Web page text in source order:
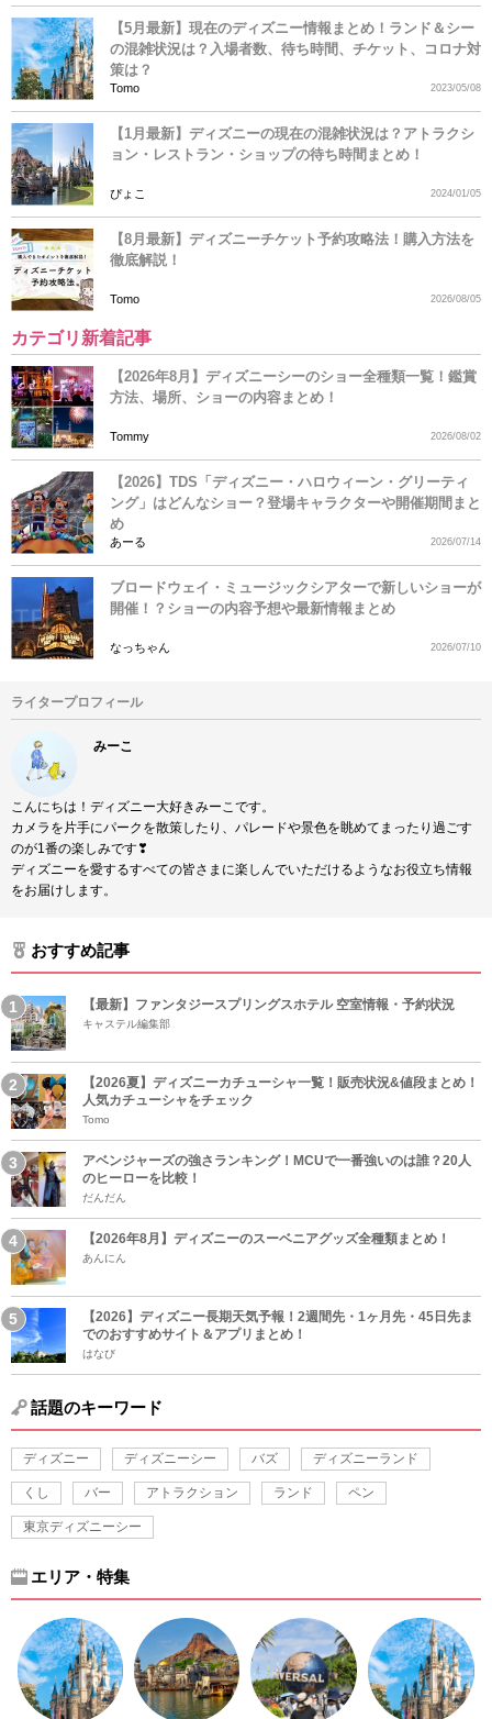
【5月最新】現在のディズニー情報まとめ！ランド＆シー
の混雑状況は？入場者数、待ち時間、チケット、コロナ対
策は？
Tomo 2023/05/08
【1月最新】ディズニーの現在の混雑状況は？アトラクシ
ョン・レストラン・ショップの待ち時間まとめ！
ぴょこ 2024/01/05
【8月最新】ディズニーチケット予約攻略法！購入方法を
徹底解説！
Tomo 2026/08/05
カテゴリ新着記事
【2026年8月】ディズニーシーのショー全種類一覧！鑑賞
方法、場所、ショーの内容まとめ！
Tommy 2026/08/02
【2026】TDS「ディズニー・ハロウィーン・グリーティ
ング」はどんなショー？登場キャラクターや開催期間まと
め
あーる 2026/07/14
ブロードウェイ・ミュージックシアターで新しいショーが
開催！？ショーの内容予想や最新情報まとめ
なっちゃん 2026/07/10
ライタープロフィール
みーこ
こんにちは！ディズニー大好きみーこです。
カメラを片手にパークを散策したり、パレードや景色を眺めてまったり過ごす
のが1番の楽しみです❣
ディズニーを愛するすべての皆さまに楽しんでいただけるようなお役立ち情報
をお届けします。
おすすめ記事
【最新】ファンタジースプリングスホテル 空室情報・予約状況
キャステル編集部
【2026夏】ディズニーカチューシャ一覧！販売状況&値段まとめ！
人気カチューシャをチェック
Tomo
アベンジャーズの強さランキング！MCUで一番強いのは誰？20人
のヒーローを比較！
だんだん
【2026年8月】ディズニーのスーベニアグッズ全種類まとめ！
あんにん
【2026】ディズニー長期天気予報！2週間先・1ヶ月先・45日先ま
でのおすすめサイト＆アプリまとめ！
はなび
話題のキーワード
ディズニー ディズニーシー バズ ディズニーランド
くし バー アトラクション ランド ペン
東京ディズニーシー
エリア・特集